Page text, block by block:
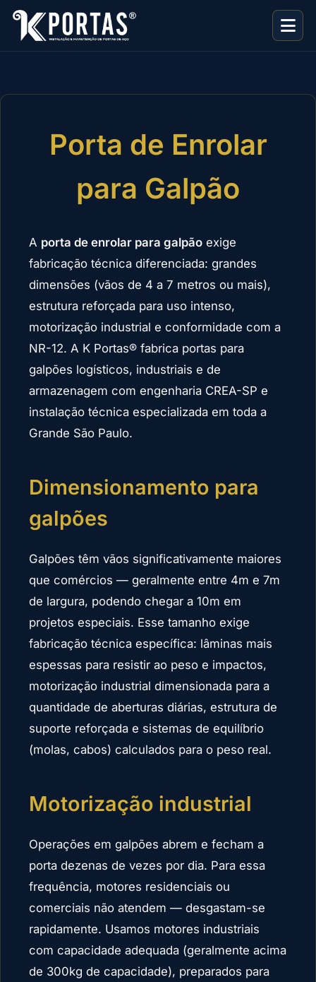
Porta de Enrolar
para Galpão
A porta de enrolar para galpão exige
fabricação técnica diferenciada: grandes
dimensões (vãos de 4 a 7 metros ou mais),
estrutura reforçada para uso intenso,
motorização industrial e conformidade com a
NR-12. A K Portas® fabrica portas para
galpões logísticos, industriais e de
armazenagem com engenharia CREA-SP e
instalação técnica especializada em toda a
Grande São Paulo.
Dimensionamento para
galpões
Galpões têm vãos significativamente maiores
que comércios — geralmente entre 4m e 7m
de largura, podendo chegar a 10m em
projetos especiais. Esse tamanho exige
fabricação técnica específica: lâminas mais
espessas para resistir ao peso e impactos,
motorização industrial dimensionada para a
quantidade de aberturas diárias, estrutura de
suporte reforçada e sistemas de equilíbrio
(molas, cabos) calculados para o peso real.
Motorização industrial
Operações em galpões abrem e fecham a
porta dezenas de vezes por dia. Para essa
frequência, motores residenciais ou
comerciais não atendem — desgastam-se
rapidamente. Usamos motores industriais
com capacidade adequada (geralmente acima
de 300kg de capacidade), preparados para